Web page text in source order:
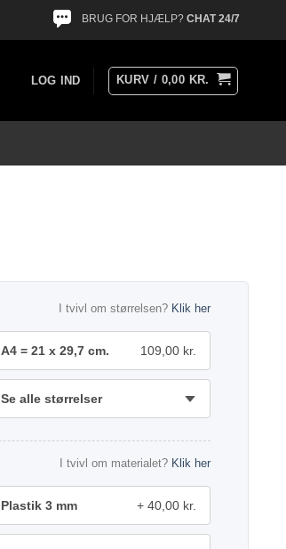
BRUG FOR HJÆLP? CHAT 24/7
LOG IND KURV / 0,00 KR.
I tvivl om størrelsen? Klik her
A4 = 21 x 29,7 cm. 109,00 kr.
Se alle størrelser
I tvivl om materialet? Klik her
Plastik 3 mm 40,00 kr.